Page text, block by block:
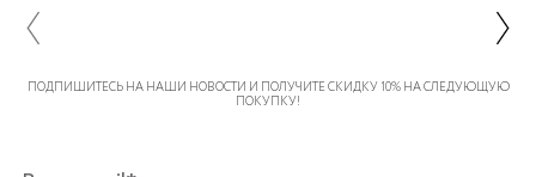
ПОДПИШИТЕСЬ НА НАШИ НОВОСТИ И ПОЛУЧИТЕ СКИДКУ 10% НА СЛЕДУЮЩУЮ
ПОКУПКУ!